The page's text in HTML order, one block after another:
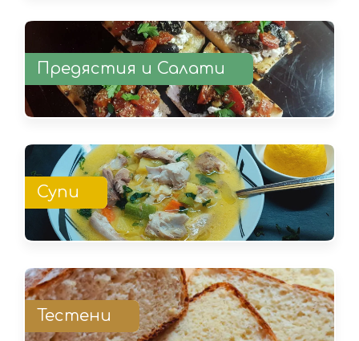
Предястия и Салати
Супи
Тестени